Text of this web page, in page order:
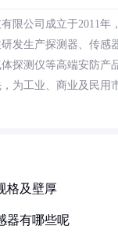
限公司成立于2011年
发生产探测器、传感
探测仪等高端安防产
为工业、商业及民用
格及壁厚
器有哪些呢